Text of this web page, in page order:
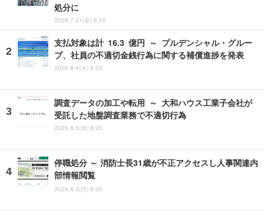
処分に
2026.7.31(金) 8:05
支払対象は計 16.3 億円 ～ プルデンシャル・グルー
プ、社員の不適切金銭行為に関する補償進捗を発表
2026.8.4(火) 8:05
調査データの加工や転用 ～ 大和ハウス工業子会社が
受託した地盤調査業務で不適切行為
2026.8.5(水) 8:05
停職処分 ～ 消防士長31歳が不正アクセスし人事関連内
部情報閲覧
2026.8.3(月) 8:05